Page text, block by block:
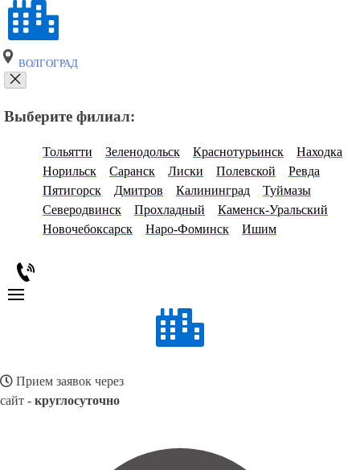
ВОЛГОГРАД
Выберите филиал:
Тольятти Зеленодольск Краснотурьинск
Находка
Норильск
Саранск Лиски Полевской
Ревда
Пятигорск
Дмитров Калининград
Туймазы
Северодвинск
Прохладный
Каменск-Уральский
Новочебоксарск
Наро-Фоминск Ишим
Прием заявок через
сайт - круглосуточно